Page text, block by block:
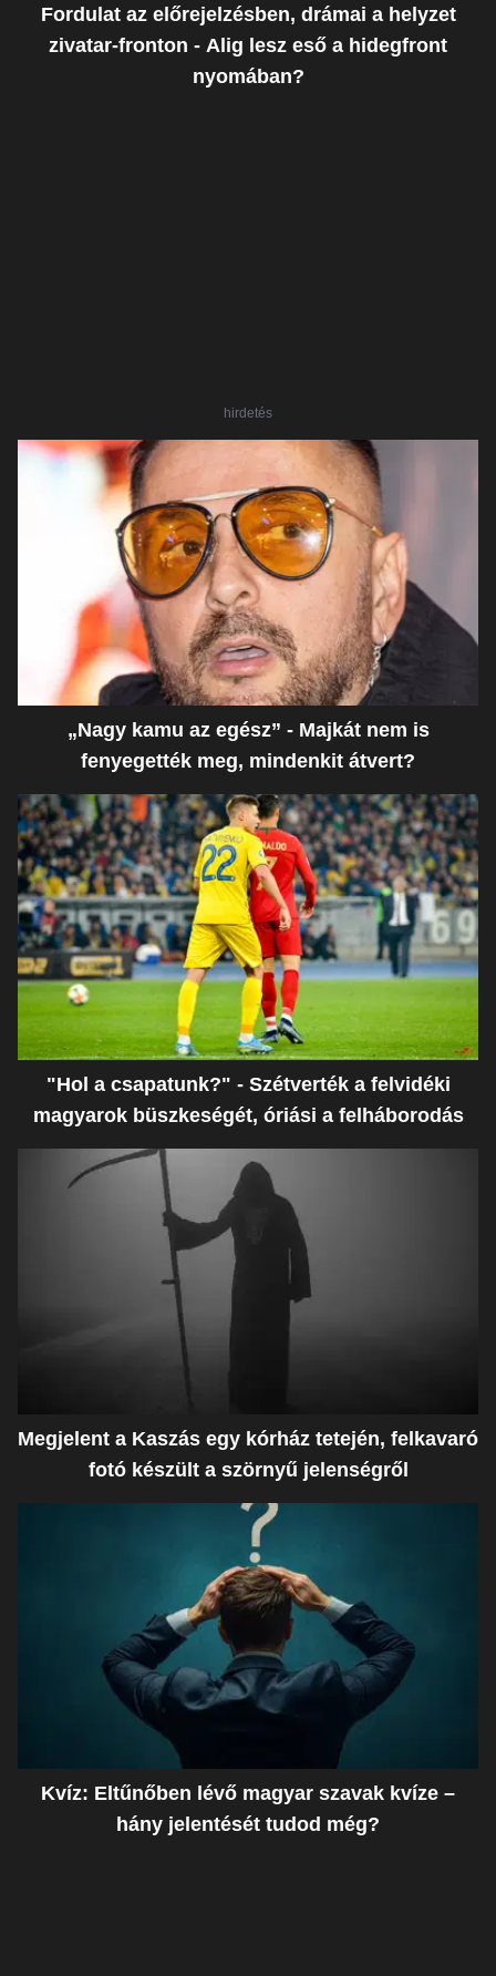
Fordulat az előrejelzésben, drámai a helyzet
zivatar-fronton - Alig lesz eső a hidegfront
nyomában?
hirdetés
„Nagy kamu az egész” - Majkát nem is
fenyegették meg, mindenkit átvert?
"Hol a csapatunk?" - Szétverték a felvidéki
magyarok büszkeségét, óriási a felháborodás
Megjelent a Kaszás egy kórház tetején, felkavaró
fotó készült a szörnyű jelenségről
Kvíz: Eltűnőben lévő magyar szavak kvíze –
hány jelentését tudod még?